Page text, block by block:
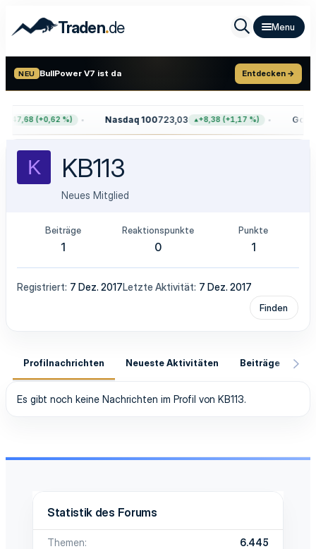
Traden.de
NEU BullPower V7 ist da Entdecken →
+47,68 (+0,62 %) Nasdaq 100723,03 +8,38 (+1,17 %) Gold
K KB113
Neues Mitglied
Beiträge
1
Reaktionspunkte
0
Punkte
1
Registriert 7 Dez. 2017Letzte Aktivität 7 Dez. 2017
Finden
Profilnachrichten Neueste Aktivitäten Beiträge
Es gibt noch keine Nachrichten im Profil von KB113.
Statistik des Forums
Themen
6.445